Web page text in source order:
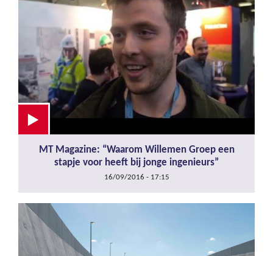
MT Magazine: “Waarom Willemen Groep een
stapje voor heeft bij jonge ingenieurs”
16/09/2016 - 17:15